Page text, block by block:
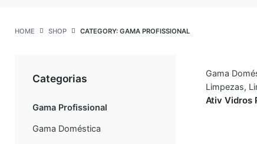
HOME SHOP CATEGORY: GAMA PROFISSIONAL
Categorias
Gama Profissional
Gama Doméstica
Gama
Limpezas,
Ativ Vidros